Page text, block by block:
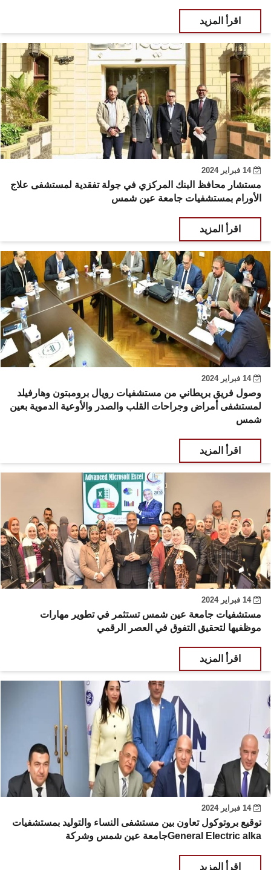
اقرأ المزيد
14 فبراير 2024
مستشار محافظ البنك المركزي في جولة تفقدية لمستشفى علاج
الأورام بمستشفيات جامعة عين شمس
اقرأ المزيد
14 فبراير 2024
وصول فريق بريطاني من مستشفيات رويال برومبتون وهارفيلد
لمستشفى أمراض وجراحات القلب والصدر والأوعية الدموية بعين
شمس
اقرأ المزيد
14 فبراير 2024
مستشفيات جامعة عين شمس تستثمر في تطوير مهارات
موظفيها لتحقيق التفوق في العصر الرقمي
اقرأ المزيد
14 فبراير 2024
توقيع بروتوكول تعاون بين مستشفى النساء والتوليد بمستشفيات
جامعة عين شمس وشركةGeneral Electric alka
اقرأ المزيد